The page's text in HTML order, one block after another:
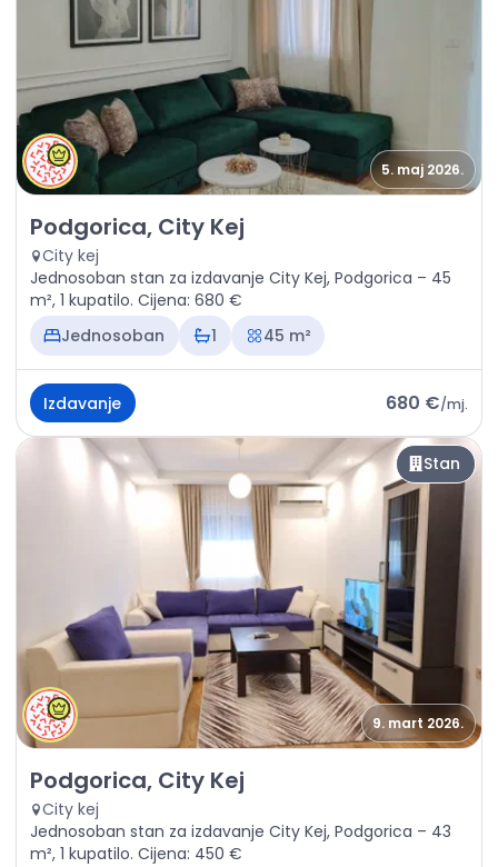
5. maj 2026.
Izdavanje - Stan Podgorica, City Kej
Podgorica, City Kej
City kej
Jednosoban stan za izdavanje City Kej, Podgorica – 45
m², 1 kupatilo. Cijena: 680 €
Jednosoban
1 45 m²
Izdavanje 680 €/mj.
Stan
9. mart 2026.
Izdavanje - Stan Podgorica, City Kej
Podgorica, City Kej
City kej
Jednosoban stan za izdavanje City Kej, Podgorica – 43
m², 1 kupatilo. Cijena: 450 €